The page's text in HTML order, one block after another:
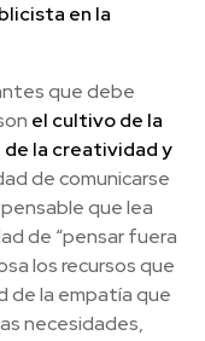
en la
que debe
el cultivo de la
de la creatividad y
de comunicarse
que lea
de “pensar fuera
los recursos que
de la empatía que
necesidades,